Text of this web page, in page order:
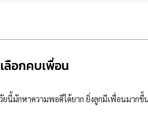
ลือกคบเพื่อน
ยนี้มักหาความพอดีได้ยาก ยิ่งลูกมีเพื่อนมาก